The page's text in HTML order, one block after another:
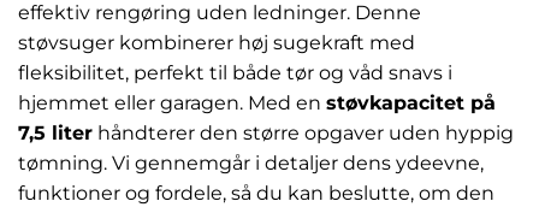
effektiv rengøring uden ledninger. Denne
støvsuger kombinerer høj sugekraft med
fleksibilitet, perfekt til både tør og våd snavs i
hjemmet eller garagen. Med en støvkapacitet på
7,5 liter håndterer den større opgaver uden hyppig
tømning. Vi gennemgår i detaljer dens ydeevne,
funktioner og fordele, så du kan beslutte, om den